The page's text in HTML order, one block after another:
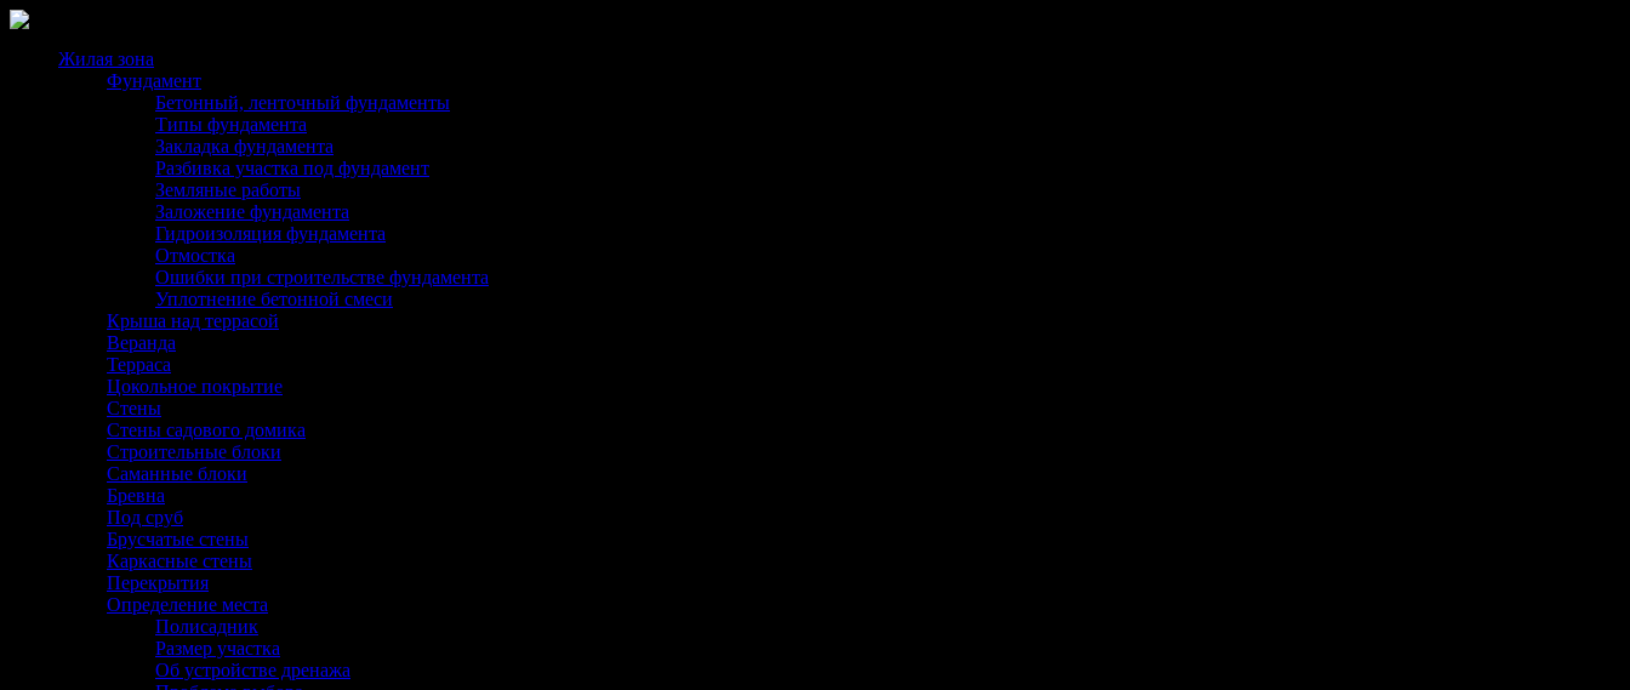
Жилая зона
Фундамент
Бетонный, ленточный фундаменты
Типы фундамента
Закладка фундамента
Разбивка участка под фундамент
Земляные работы
Заложение фундамента
Гидроизоляция фундамента
Отмостка
Ошибки при строительстве фундамента
Уплотнение бетонной смеси
Крыша над террасой
Веранда
Терраса
Цокольное покрытие
Стены
Стены садового домика
Строительные блоки
Саманные блоки
Бревна
Под сруб
Брусчатые стены
Каркасные стены
Перекрытия
Определение места
Полисадник
Размер участка
Об устройстве дренажа